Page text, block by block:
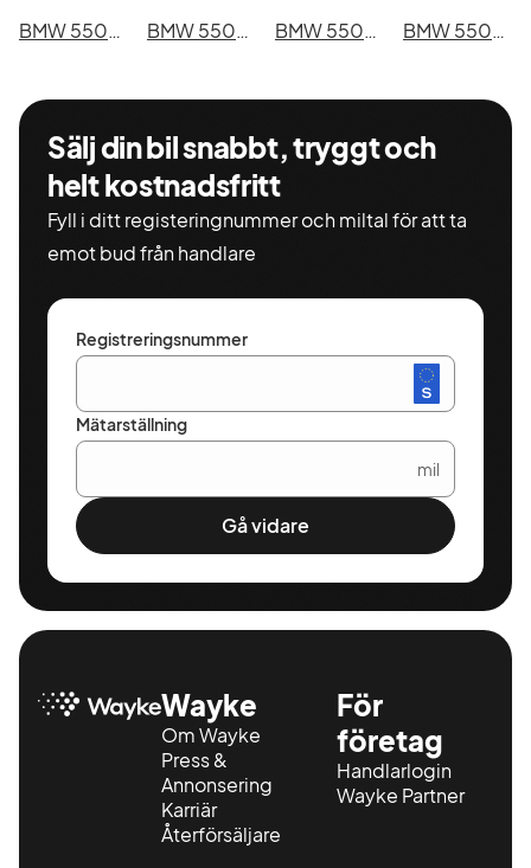
BMW 550e xDrive Touring i Skövde
BMW 550e xDrive Touring i Trollhättan BMW 550e xDrive Touring i Alingsås BMW 550e xDrive Touring i Båstad
Sälj din bil snabbt, tryggt och
helt kostnadsfritt
Fyll i ditt registeringnummer och miltal för att ta
emot bud från handlare
Registreringsnummer
Mätarställning
mil
Gå vidare
Wayke
Om Wayke
Press &
Annonsering
Karriär
Återförsäljare
För
företag
Handlarlogin
Wayke Partner